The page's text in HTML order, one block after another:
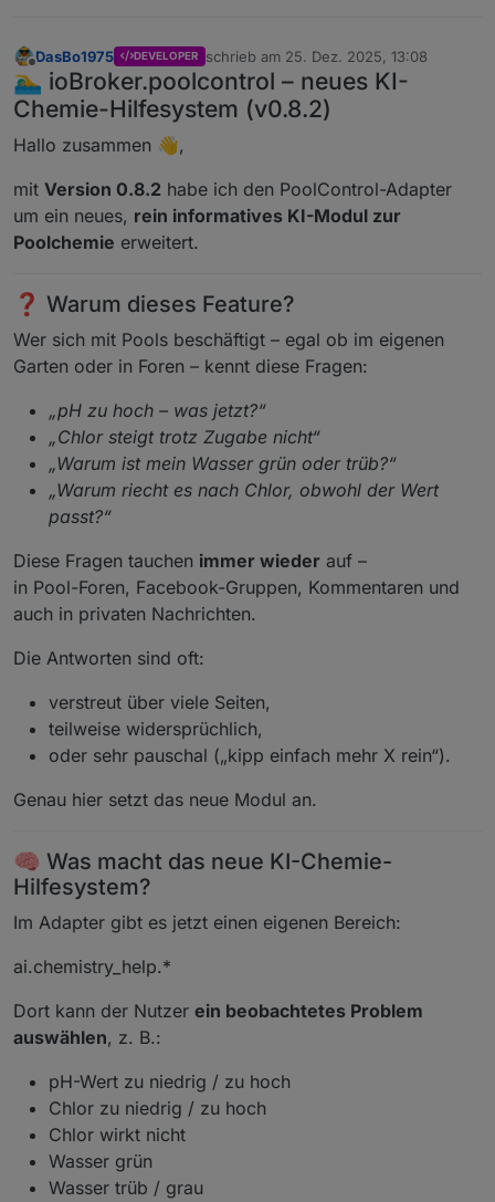
Offline
DasBo1975 DEVELOPER schrieb am 25. Dez. 2025, 13:08
zuletzt editiert von
🏊‍♂️ ioBroker.poolcontrol – neues KI-
Chemie-Hilfesystem (v0.8.2)
Hallo zusammen 👋,
mit Version 0.8.2 habe ich den PoolControl-Adapter
um ein neues, rein informatives KI-Modul zur
Poolchemie erweitert.
❓ Warum dieses Feature?
Wer sich mit Pools beschäftigt – egal ob im eigenen
Garten oder in Foren – kennt diese Fragen:
„pH zu hoch – was jetzt?“
„Chlor steigt trotz Zugabe nicht“
„Warum ist mein Wasser grün oder trüb?“
„Warum riecht es nach Chlor, obwohl der Wert
passt?“
Diese Fragen tauchen immer wieder auf –
in Pool-Foren, Facebook-Gruppen, Kommentaren und
auch in privaten Nachrichten.
Die Antworten sind oft:
verstreut über viele Seiten,
teilweise widersprüchlich,
oder sehr pauschal („kipp einfach mehr X rein“).
Genau hier setzt das neue Modul an.
🧠 Was macht das neue KI-Chemie-
Hilfesystem?
Im Adapter gibt es jetzt einen eigenen Bereich:
ai.chemistry_help.*
Dort kann der Nutzer ein beobachtetes Problem
auswählen, z. B.:
pH-Wert zu niedrig / zu hoch
Chlor zu niedrig / zu hoch
Chlor wirkt nicht
Wasser grün
Wasser trüb / grau